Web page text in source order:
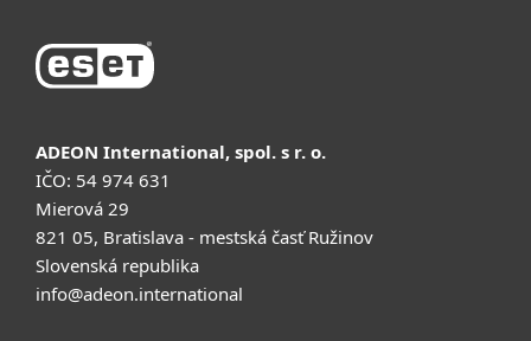
ADEON International, spol. s r. o.
IČO: 54 974 631
Mierová 29
821 05, Bratislava - mestská časť Ružinov
Slovenská republika
info@adeon.international